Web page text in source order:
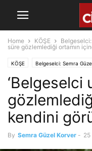
Home KÖŞE
süre gözlemlediği ortamın
KÖŞE Belgeselci: Semra
‘Belgeselci
kendini
By Semra Güzel Korver - 25